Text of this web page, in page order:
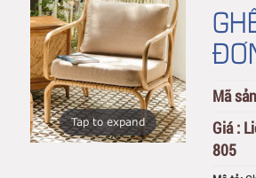
Tap to expand
Mã
Giá :
805